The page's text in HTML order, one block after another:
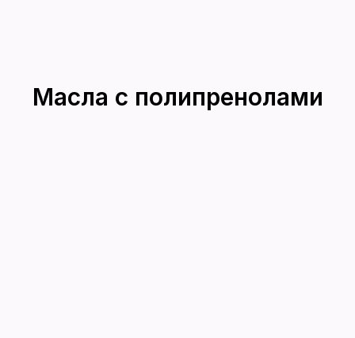
Масла с полипренолами